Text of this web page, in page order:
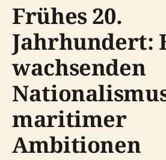
Frühes 20.
Jahrhundert:
wachsenden
maritimer
Ambitionen